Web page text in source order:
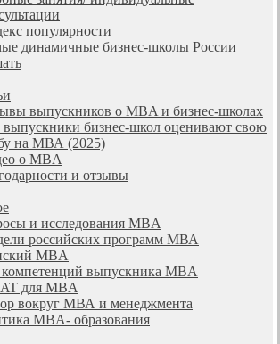
популярности
динамичные бизнес-школы России
выпускников о MBA и бизнес-школах
выпускники бизнес-школ оценивают свою
на МВА (2025)
о MBA
и отзывы
и исследования MBA
российских программ МВА
MBA
компетенций выпускника MBA
для MBA
вокруг МВА и менеджмента
MBA- образования